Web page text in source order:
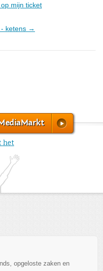
mijn ticket
- ketens →
het
opgeloste zaken en